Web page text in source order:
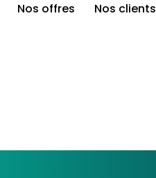
Nos offres Nos clients